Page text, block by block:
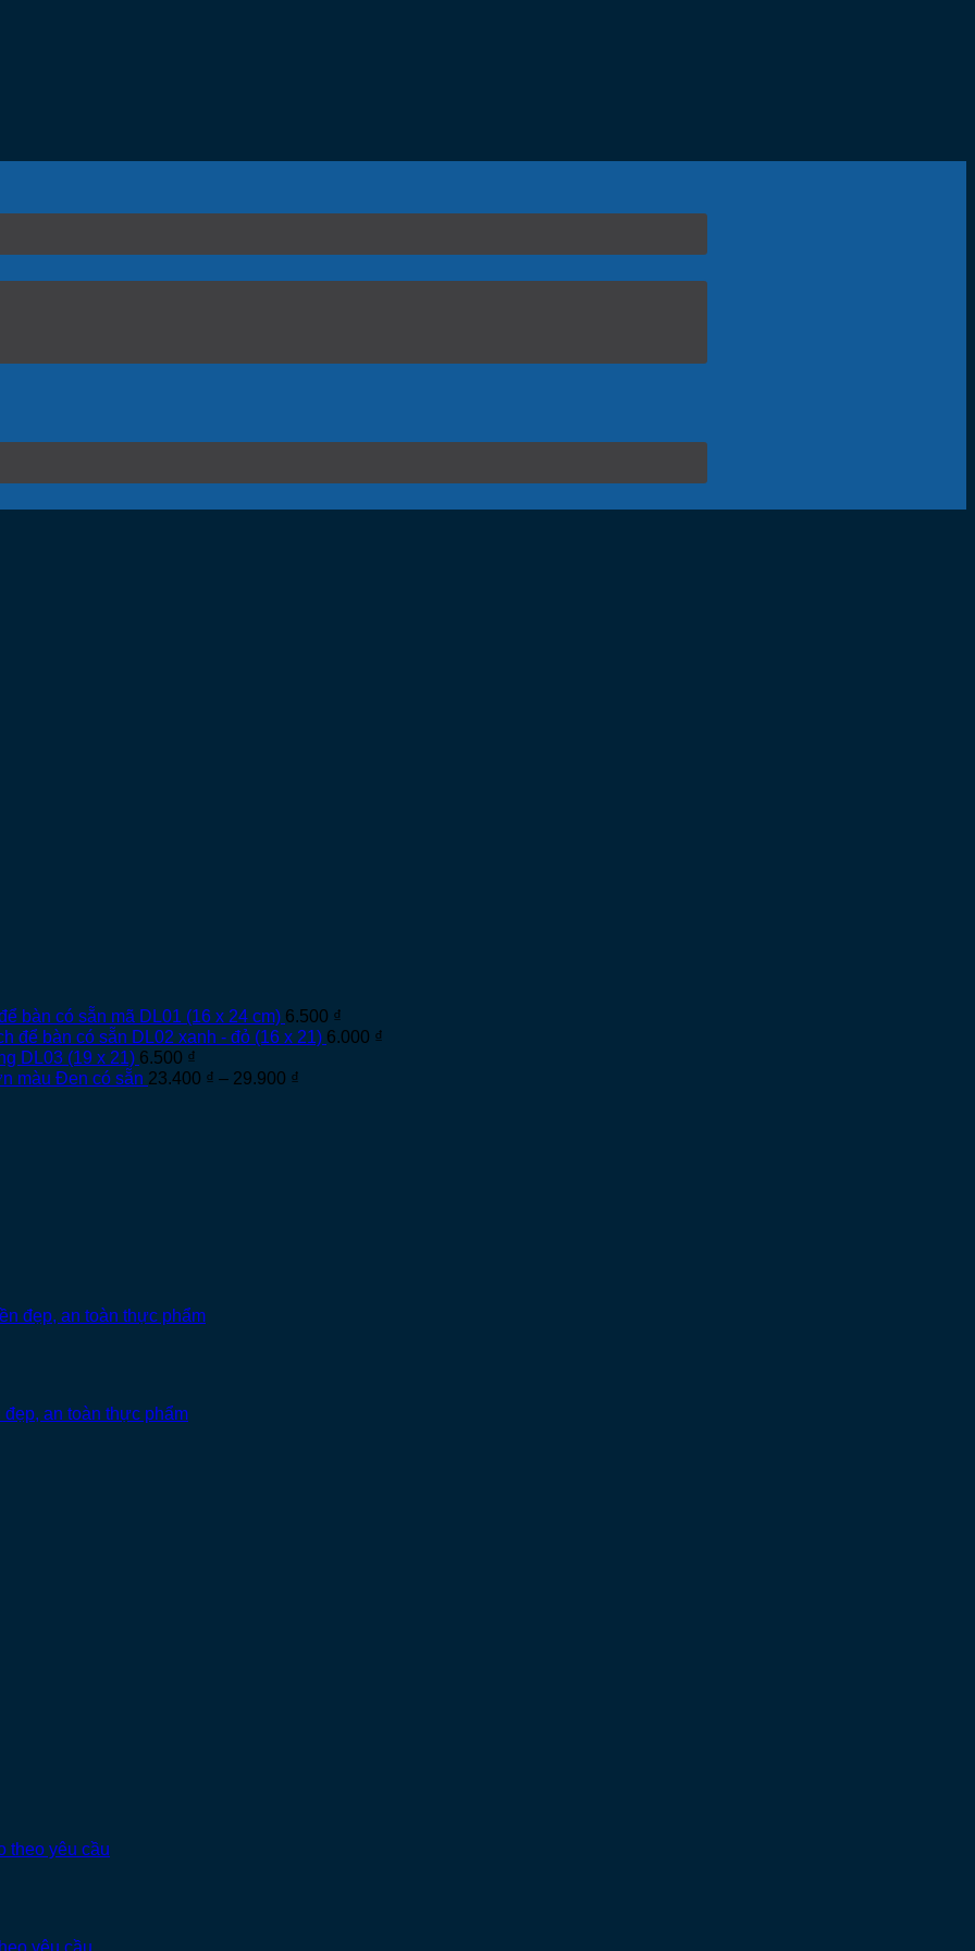
bàn có sẵn mã DL01 (16 x 24 cm) 6.500 ₫
để bàn có sẵn DL02 xanh - đỏ (16 x 21) 6.000 ₫
DL03 (19 x 21) 6.500 ₫
màu Đen có sẵn 23.400 ₫ – 29.900 ₫
an toàn thực phẩm
yêu cầu